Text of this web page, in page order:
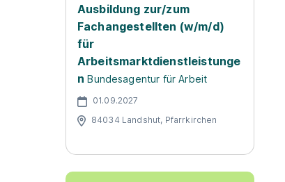
Ausbildung zur/zum
Fachangestellten (w/m/d)
für
Arbeitsmarktdienstleistunge
n Bundesagentur für Arbeit
01.09.2027
84034 Landshut, Pfarrkirchen